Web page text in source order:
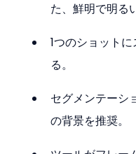
た、鮮明で明る
1つのショット
る。
セグメンテーシ
の背景を推奨。